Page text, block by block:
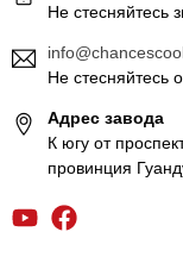
Не стесняйтесь
Не стесняйтесь
Адрес завода
К югу от
провинция